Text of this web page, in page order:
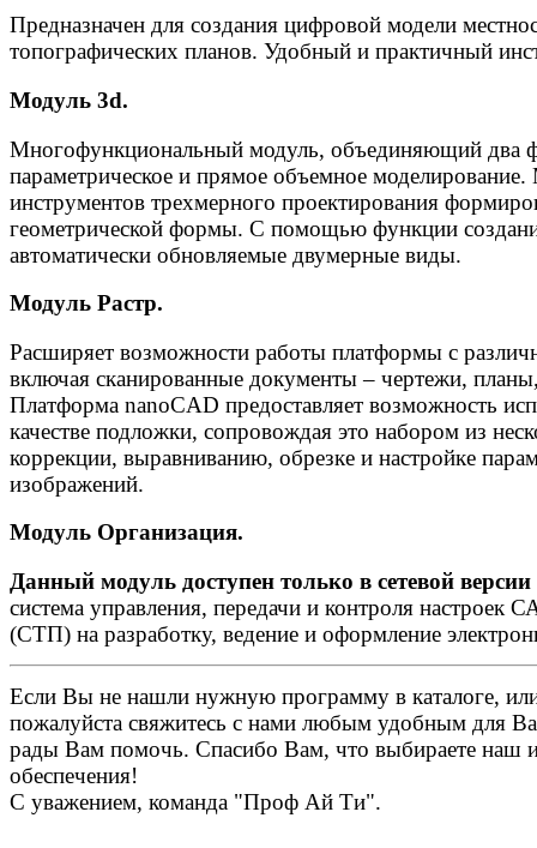
Предназначен для создания цифровой модели
топографических планов. Удобный и практичный
Модуль 3d.
Многофункциональный модуль, объединяющий два
параметрическое и прямое объемное
инструментов трехмерного проектирования
геометрической формы. С помощью функции
автоматически обновляемые двумерные виды.
Модуль Растр.
Расширяет возможности работы платформы с
включая сканированные документы – чертежи,
Платформа nanoCAD предоставляет возможность
качестве подложки, сопровождая это набором из
коррекции, выравниванию, обрезке и настройке
изображений.
Модуль Организация.
Данный модуль доступен только в сетевой
система управления, передачи и контроля настроек
(СТП) на разработку, ведение и оформление
Если Вы не нашли нужную программу в каталоге,
пожалуйста свяжитесь с нами любым удобным для
рады Вам помочь. Спасибо Вам, что выбираете наш
обеспечения!
С уважением, команда "Проф Ай Ти".